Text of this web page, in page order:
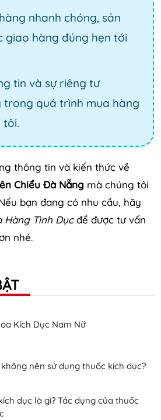
nhanh chóng, sản
giao hàng đúng hẹn tới
tin và sự riêng tư
trong quá trình mua hàng
tôi.
thông tin và kiến thức về
Chiểu Đà Nẵng mà chúng tôi
bạn đang có nhu cầu, hãy
Hàng Tình Dụcđể được tư vấn
nhé.
Kích Dục Nam Nữ
không nên sử dụng thuốc kích dục?
dục là gì? Tác dụng của thuốc